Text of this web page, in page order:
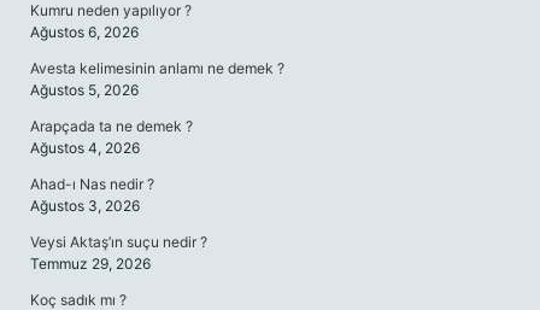
Kumru neden yapılıyor ?
Ağustos 6, 2026
Avesta kelimesinin anlamı ne demek ?
Ağustos 5, 2026
Arapçada ta ne demek ?
Ağustos 4, 2026
Ahad-ı Nas nedir ?
Ağustos 3, 2026
Veysi Aktaş’ın suçu nedir ?
Temmuz 29, 2026
Koç sadık mı ?